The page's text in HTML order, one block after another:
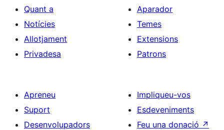
Quant a
Notícies
Allotjament
Privadesa
Aparador
Temes
Extensions
Patrons
Apreneu
Suport
Desenvolupadors
Impliqueu-vos
Esdeveniments
Feu una donació ↗